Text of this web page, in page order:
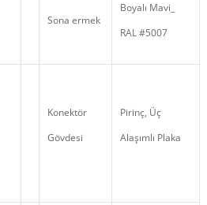
Sona ermek
Boyalı Mavi_
RAL #5007
Konektör
Gövdesi
Pirinç, Üç
Alaşımlı Plaka